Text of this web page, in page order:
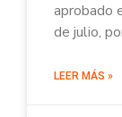
aprobado
de julio,
LEER MÁS »